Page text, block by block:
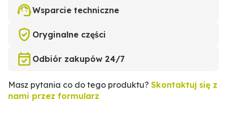
Wsparcie techniczne
Oryginalne części
Odbiór zakupów 24/7
Masz pytania co do tego produktu? Skontaktuj się z
nami przez formularz